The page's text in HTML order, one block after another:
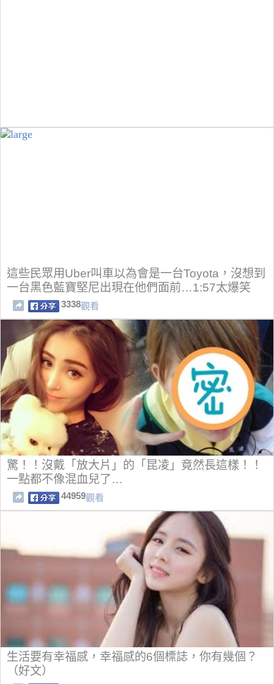
這些民眾用Uber叫車以為會是一台Toyota，沒想到
一台黑色藍寶堅尼出現在他們面前…1:57太爆笑
了！
3338觀看
驚！！沒戴「放大片」的「昆凌」竟然長這樣！！
一點都不像混血兒了…
44959觀看
生活要有幸福感，幸福感的6個標誌，你有幾個？
（好文）